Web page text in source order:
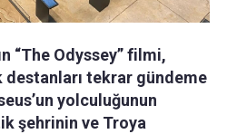
“The Odyssey” filmi,
destanları tekrar gündeme
yolculuğunun
şehrinin ve Troya